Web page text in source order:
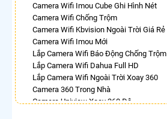
Camera Wifi Imou Cube Ghi Hình Nét
Camera Wifi Chống Trộm
Camera Wifi Kbvision Ngoài Trời Giá Rẻ
Camera Wifi Imou Mới
Lắp Camera Wifi Báo Động Chống Trộm
Lắp Camera Wifi Dahua Full HD
Lắp Camera Wifi Ngoài Trời Xoay 360
Camera 360 Trong Nhà
Camera Uniview Xoay 360 Độ